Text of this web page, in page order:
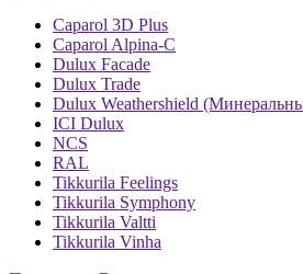
Caparol 3D Plus
Caparol Alpina-C
Dulux Facade
Dulux Trade
Dulux Weathershield
ICI Dulux
NCS
RAL
Tikkurila Feelings
Tikkurila Symphony
Tikkurila Valtti
Tikkurila Vinha